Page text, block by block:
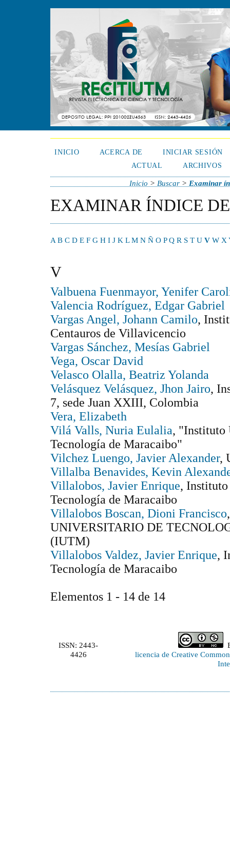
INICIO ACERCA DE
INICIAR SESIÓN
ACTUAL
ARCHIVOS
Inicio > Buscar> Examinar
EXAMINAR ÍNDICE
A B C D E F G H I J K L M N Ñ O P Q R S T U V W X
V
Valbuena Fuenmayor, Yenifer
Valencia Rodríguez, Edgar Gabriel
Vargas Angel, Johann Camilo,
Centauros de Villavicencio
Vargas Sánchez, Mesías Gabriel
Vega, Oscar David
Velasco Olalla, Beatriz Yolanda
Velásquez Velásquez, Jhon Jairo,
7, sede Juan XXIII, Colombia
Vera, Elizabeth
Vilá Valls, Nuria Eulalia, "Instituto
Tecnología de Maracaibo"
Vilchez Luengo, Javier Alexander,
Villalba Benavides, Kevin
Villalobos, Javier Enrique,
Tecnología de Maracaibo
Villalobos Boscan, Dioni Francisco
UNIVERSITARIO DE
(IUTM)
Villalobos Valdez, Javier Enrique,
Tecnología de Maracaibo
Elementos 1 - 14 de 14
ISSN: 2443-
4426
licencia de Creative